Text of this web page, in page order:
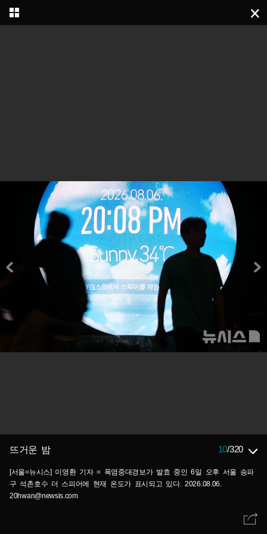
뜨거운 밤 10/320
[서울=뉴시스] 이영환 기자 = 폭염중대경보가 발효 중인 6일 오후 서울 송파
구 석촌호수 더 스피어에 현재 온도가 표시되고 있다. 2026.08.06.
20hwan@newsis.com